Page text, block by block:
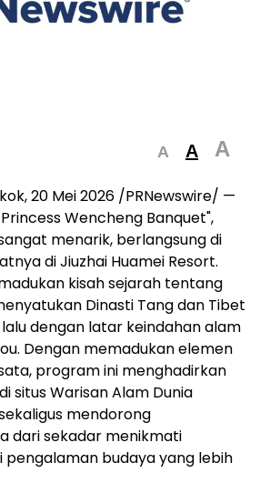
A A A
20 Mei 2026 /PRNewswire/ —
Wencheng Banquet",
menarik, berlangsung di
di Jiuzhai Huamei Resort.
kisah sejarah tentang
Dinasti Tang dan Tibet
dengan latar keindahan alam
Dengan memadukan elemen
program ini menghadirkan
situs Warisan Alam Dunia
mendorong
dari sekadar menikmati
budaya yang lebih